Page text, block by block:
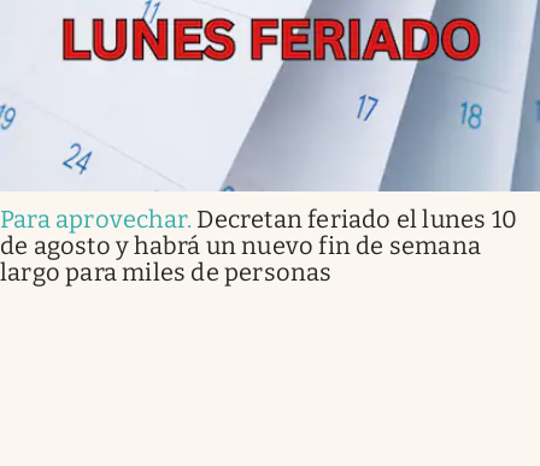
Para aprovechar. Decretan feriado el lunes 10
de agosto y habrá un nuevo fin de semana
largo para miles de personas